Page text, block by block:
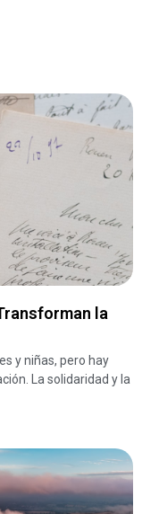
la
y niñas, pero hay
La solidaridad y la